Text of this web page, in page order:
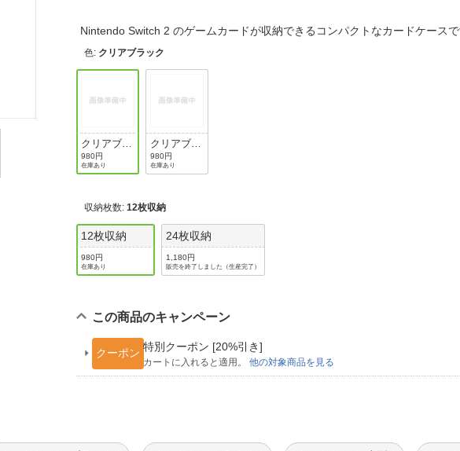
Nintendo Switch 2 のゲームカードが収納できるコンパクトなカードケー
色: クリアブラック
クリアブラ
ック
980円
在庫あり
クリアブル
ー
980円
在庫あり
収納枚数:12枚収納
12枚収納
980円
在庫あり
24枚収納
1,180円
販売を終了しました（生産完了）
この商品のキャンペーン
クーポン
特別クーポン [20%引き]
カートに入れると適用。他の対象商品を見る